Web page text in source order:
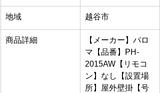
地域 越谷市
商品詳細
【メーカー】パロ
マ【品番】PH-
2015AW【リモコ
ン】なし【設置場
所】屋外壁掛【号